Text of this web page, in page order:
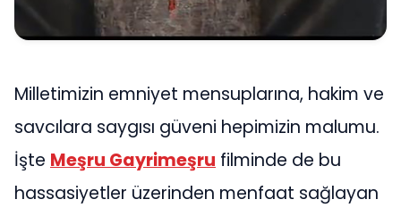
Milletimizin emniyet mensuplarına, hakim ve
savcılara saygısı güveni hepimizin malumu.
İşte Meşru Gayrimeşru filminde de bu
hassasiyetler üzerinden menfaat sağlayan